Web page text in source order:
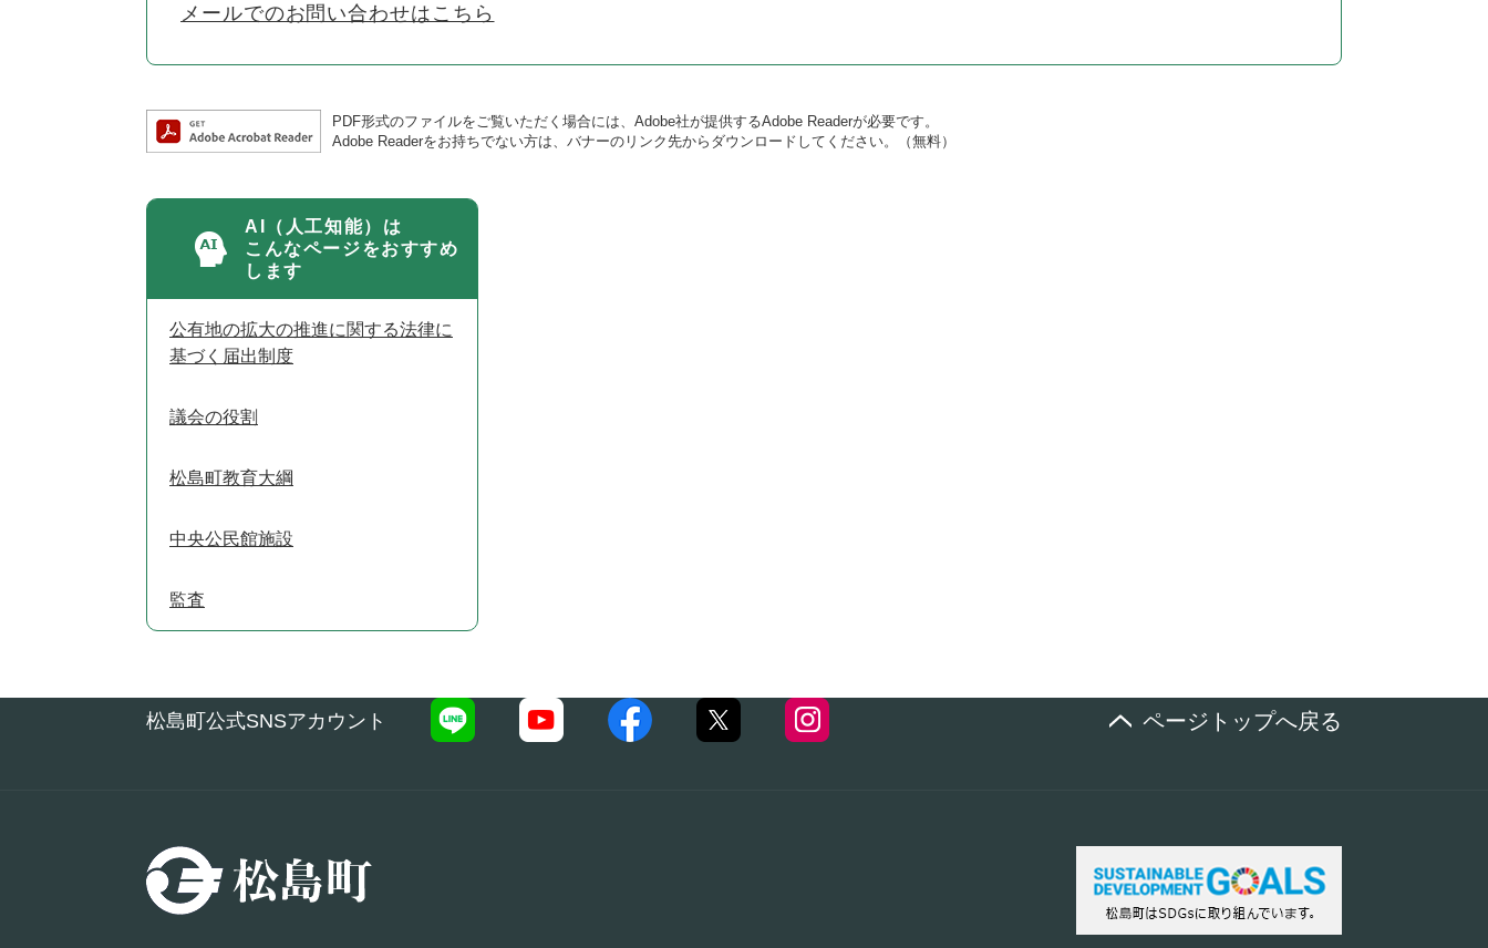
メールでのお問い合わせはこちら
PDF形式のファイルをご覧いただく場合には、Adobe社が提供するAdobe Readerが必要です。
Adobe Readerをお持ちでない方は、バナーのリンク先からダウンロードしてください。（無料）
AI（人工知能）は
こんなページをおすすめ
します
公有地の拡大の推進に関する法律に
基づく届出制度
議会の役割
松島町教育大綱
中央公民館施設
監査
松島町公式SNSアカウント ページトップへ戻る